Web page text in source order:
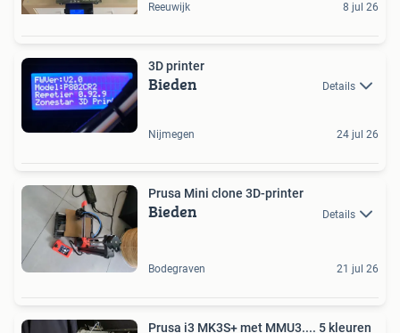
Reeuwijk 8 jul 26
3D printer
Bieden Details
Nijmegen 24 jul 26
Prusa Mini clone 3D-printer
Bieden Details
Bodegraven 21 jul 26
Prusa i3 MK3S+ met MMU3.... 5 kleuren